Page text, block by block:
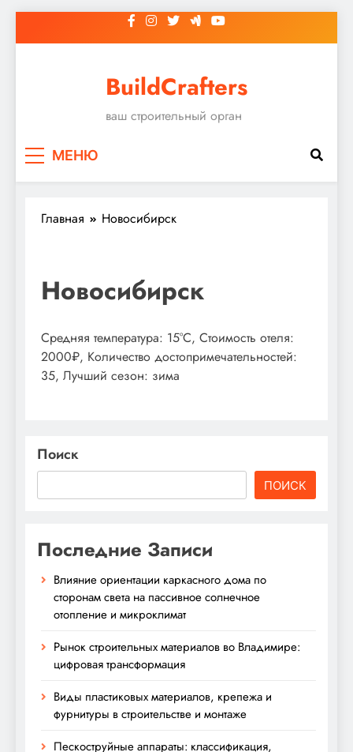
к
BuildCrafters
ваш строительный орган
МЕНЮ
Главная Новосибирск
Новосибирск
Средняя температура: 15°C, Стоимость отеля:
2000₽, Количество достопримечательностей:
35, Лучший сезон: зима
Поиск
ПОИСК
Последние Записи
Влияние ориентации каркасного дома по
сторонам света на пассивное солнечное
отопление и микроклимат
Рынок строительных материалов во Владимире:
цифровая трансформация
Виды пластиковых материалов, крепежа и
фурнитуры в строительстве и монтаже
Пескоструйные аппараты: классификация,